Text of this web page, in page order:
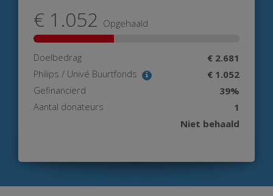
€ 1.052 Opgehaald
Doelbedrag € 2.681
Philips / Univé Buurtfonds € 1.052
Gefinancierd 39%
Aantal donateurs
1
Niet behaald